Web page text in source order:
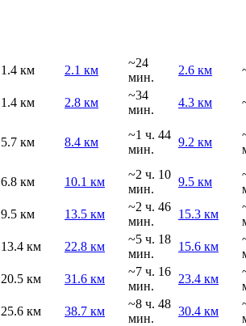
1.4 км 2.1 км
~24
мин.
2.6 км
1.4 км 2.8 км
~34
мин.
4.3 км
5.7 км 8.4 км
~1 ч. 44
мин.
9.2 км
6.8 км 10.1 км
~2 ч. 10
мин.
9.5 км
9.5 км 13.5 км
~2 ч. 46
мин.
15.3 км
13.4 км 22.8 км
~5 ч. 18
мин.
15.6 км
20.5 км 31.6 км
~7 ч. 16
мин.
23.4 км
25.6 км 38.7 км
~8 ч. 48
мин.
30.4 км